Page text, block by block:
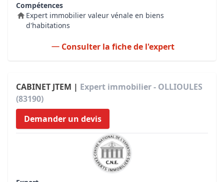
Compétences
Expert immobilier valeur vénale en biens
d'habitations
Consulter la fiche de l'expert
CABINET JTEM | Expert immobilier - OLLIOULES
(83190)
Demander un devis